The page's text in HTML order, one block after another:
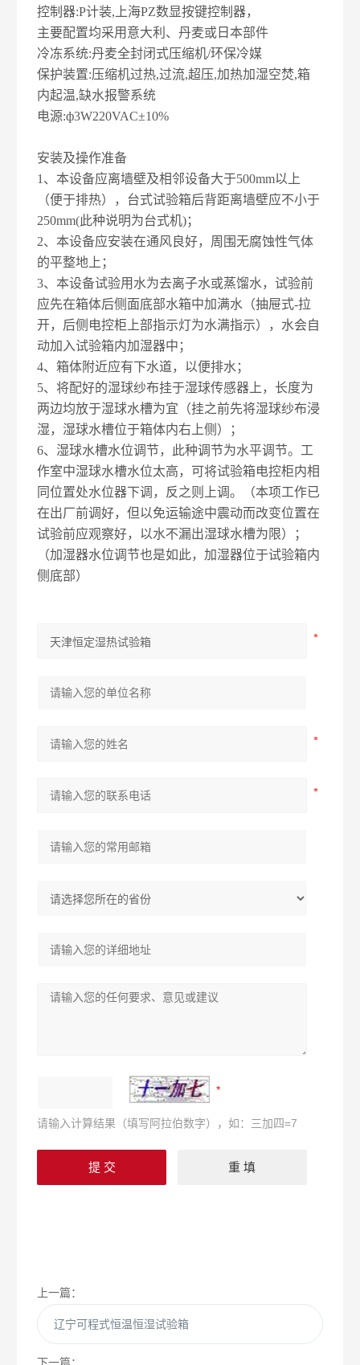
控制器:P计装,上海PZ数显按键控制器，
主要配置均采用意大利、丹麦或日本部件
冷冻系统:丹麦全封闭式压缩机/环保冷媒
保护装置:压缩机过热,过流,超压,加热加湿空焚,箱
内起温,缺水报警系统
电源:ф3W220VAC±10%
安装及操作准备
1、本设备应离墙壁及相邻设备大于500mm以上
（便于排热），台式试验箱后背距离墙壁应不小于
250mm(此种说明为台式机)；
2、本设备应安装在通风良好，周围无腐蚀性气体
的平整地上；
3、本设备试验用水为去离子水或蒸馏水，试验前
应先在箱体后侧面底部水箱中加满水（抽屉式-拉
开，后侧电控柜上部指示灯为水满指示），水会自
动加入试验箱内加湿器中；
4、箱体附近应有下水道，以便排水；
5、将配好的湿球纱布挂于湿球传感器上，长度为
两边均放于湿球水槽为宜（挂之前先将湿球纱布浸
湿，湿球水槽位于箱体内右上侧）；
6、湿球水槽水位调节，此种调节为水平调节。工
作室中湿球水槽水位太高，可将试验箱电控柜内相
同位置处水位器下调，反之则上调。（本项工作已
在出厂前调好，但以免运输途中震动而改变位置在
试验前应观察好，以水不漏出湿球水槽为限）；
（加湿器水位调节也是如此，加湿器位于试验箱内
侧底部）
请输入计算结果（填写阿拉伯数字），如：三加四=7
上一篇：
辽宁可程式恒温恒湿试验箱